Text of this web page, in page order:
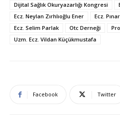
Dijital Sağlık Okuryazarlığı Kongresi
Ecz. Neylan Zırhlıoğlu Ener
Ecz.
Ecz. Selim Parlak
Otc Derneği
Uzm. Ecz. Vildan Küçükmustafa
Facebook Twitter